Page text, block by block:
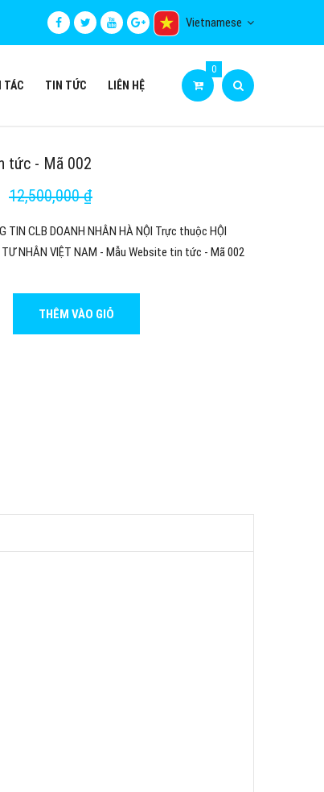
Vietnamese
TÁC TIN TỨC LIÊN HỆ
0
tức - Mã 002
12,500,000 ₫
TIN CLB DOANH NHÂN HÀ NỘI Trực thuộc HỘI
TƯ NHÂN VIỆT NAM - Mẫu Website tin tức - Mã 002
THÊM VÀO GIỎ